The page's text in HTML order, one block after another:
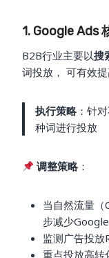
1. Google Ads
B2B行业主要以搜
词投放， 可有效
执行策略 ：针
种词进行投放
调整策略 ：
当自然流量
步减少
监测广告投放
重点投放高转